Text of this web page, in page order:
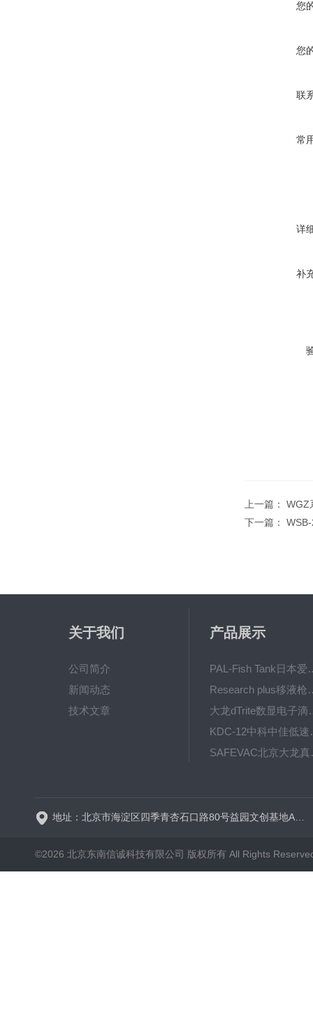
您
您
联
常
详
补
上一篇： WGZ
下一篇：
关于我们
公司简介
新闻动态
技术文章
产品展示
PAL-Fish Tank
Research plus
大龙dTrite
KDC-
©2026 北京东南信诚科技有限公司 版权所有 All Rights